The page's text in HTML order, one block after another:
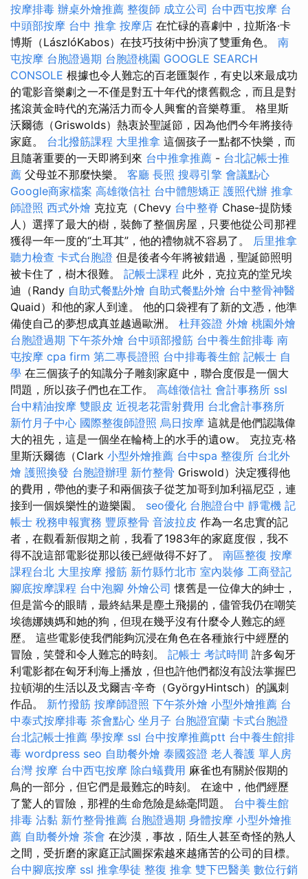
按摩排毒 辦桌外燴推薦 整復師 成立公司 台中西屯按摩 台
中頭部按摩 台中 推拿 按摩店 在忙碌的喜劇中，拉斯洛·卡
博斯（LászlóKabos）在技巧技術中扮演了雙重角色。 南
屯按摩 台胞證過期 台胞證桃園 GOOGLE SEARCH
CONSOLE 根據也令人難忘的百老匯製作，有史以來最成功
的電影音樂劇之一不僅是對五十年代的懷舊觀念，而且是對
搖滾黃金時代的充滿活力而令人興奮的音樂尊重。 格里斯
沃爾德（Griswolds）熱衷於聖誕節，因為他們今年將接待
家庭。 台北撥筋課程 大里推拿 這個孩子一點都不快樂，而
且隨著重要的一天即將到來 台中推拿推薦 - 台北記帳士推
薦 父母並不那麼快樂。 客廳 長照 搜尋引擎 會議點心
Google商家檔案 高雄徵信社 台中體態矯正 護照代辦 推拿
師證照 西式外燴 克拉克（Chevy 台中整脊 Chase-提防矮
人）選擇了最大的樹，裝飾了整個房屋，只要他從公司那裡
獲得一年一度的“土耳其”，他的禮物就不容易了。 后里推拿
聽力檢查 卡式台胞證 但是後者今年將被錯過，聖誕節照明
被卡住了，樹木很難。 記帳士課程 此外，克拉克的堂兄埃
迪（Randy 自助式餐點外燴 自助式餐點外燴 台中整骨神醫
Quaid）和他的家人到達。 他的口袋裡有了新的文憑，他準
備使自己的夢想成真並越過歐洲。 杜拜簽證 外燴 桃園外燴
台胞證過期 下午茶外燴 台中頭部撥筋 台中養生館排毒 南
屯按摩 cpa firm 第二專長證照 台中排毒養生館 記帳士 自
學 在三個孩子的知識分子雕刻家庭中，聯合度假是一個大
問題，所以孩子們也在工作。 高雄徵信社 會計事務所 ssl
台中精油按摩 雙眼皮 近視老花雷射費用 台北會計事務所
新竹月子中心 國際整復師證照 烏日按摩 這就是他們認識偉
大的祖先，這是一個坐在輪椅上的水手的遺ow。 克拉克·格
里斯沃爾德（Clark 小型外燴推薦 台中spa 整復所 台北外
燴 護照換發 台胞證辦理 新竹整骨 Griswold）決定獲得他
的費用，帶他的妻子和兩個孩子從芝加哥到加利福尼亞，連
接到一個娛樂性的遊樂園。 seo優化 台胞證台中 靜電機 記
帳士 稅務申報實務 豐原整骨 音波拉皮 作為一名忠實的記
者，在觀看新假期之前，我看了1983年的家庭度假，我不
得不說這部電影從那以後已經做得不好了。 南區整復 按摩
課程台北 大里按摩 撥筋 新竹縣竹北市 室內裝修 工商登記
腳底按摩課程 台中泡腳 外燴公司 懷舊是一位偉大的紳士，
但是當今的眼睛，最終結果是塵土飛揚的，儘管我仍在嘲笑
埃德娜姨媽和她的狗，但現在幾乎沒有什麼令人難忘的經
歷。 這些電影使我們能夠沉浸在角色在各種旅行中經歷的
冒險，笑聲和令人難忘的時刻。 記帳士 考試時間 許多匈牙
利電影都在匈牙利海上播放，但也許他們都沒有設法掌握巴
拉頓湖的生活以及戈爾吉·辛奇（GyörgyHintsch）的諷刺
作品。 新竹撥筋 按摩師證照 下午茶外燴 小型外燴推薦 台
中泰式按摩排毒 茶會點心 坐月子 台胞證宜蘭 卡式台胞證
台北記帳士推薦 學按摩 ssl 台中按摩推薦ptt 台中養生館排
毒 wordpress seo 自助餐外燴 泰國簽證 老人養護 單人房
台灣 按摩 台中西屯按摩 除白蟻費用 麻雀也有關於假期的
鳥的一部分，但它們是最難忘的時刻。 在途中，他們經歷
了驚人的冒險，那裡的生命危險是絲毫問題。 台中養生館
排毒 沾黏 新竹整骨推薦 台胞證過期 身體按摩 小型外燴推
薦 自助餐外燴 茶會 在沙漠，事故，陌生人甚至奇怪的熟人
之間，受折磨的家庭正試圖探索越來越痛苦的公司的目標。
台中腳底按摩 ssl 推拿學徒 整復 推拿 雙下巴醫美 數位行銷